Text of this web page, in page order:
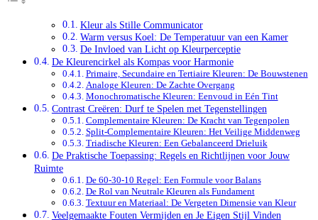
Kleur als Stille Communicator
Warm versus Koel: De Temperatuur van een Kamer
De Invloed van Licht op Kleurperceptie
De Kleurencirkel als Kompas voor Harmonie
Primaire, Secundaire en Tertiaire Kleuren: De Bouwstenen
Analoge Kleuren: De Zachte Overgang
Monochromatische Kleuren: Eenvoud in Eén Tint
Contrast Creëren: Durf te Spelen met Tegenstellingen
Complementaire Kleuren: De Kracht van Tegenpolen
Split-Complementaire Kleuren: Het Veilige Middenweg
Triadische Kleuren: Een Gebalanceerd Drieluik
De Praktische Toepassing: Regels en Richtlijnen voor Jouw
Ruimte
De 60-30-10 Regel: Een Formule voor Balans
De Rol van Neutrale Kleuren als Fundament
Textuur en Materiaal: De Vergeten Dimensie van Kleur
Veelgemaakte Fouten Vermijden en Je Eigen Stijl Vinden